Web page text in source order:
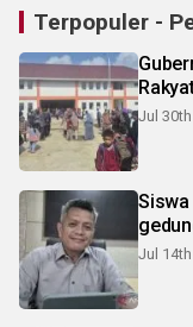
Terpopuler -
Jul 30th
Jul 14th